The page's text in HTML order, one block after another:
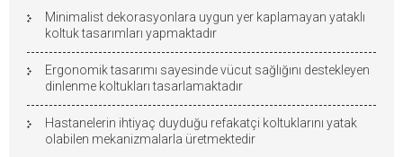
Minimalist dekorasyonlara uygun yer kaplamayan yataklı
koltuk tasarımları yapmaktadır
Ergonomik tasarımı sayesinde vücut sağlığını destekleyen
dinlenme koltukları tasarlamaktadır
Hastanelerin ihtiyaç duyduğu refakatçi koltuklarını yatak
olabilen mekanizmalarla üretmektedir